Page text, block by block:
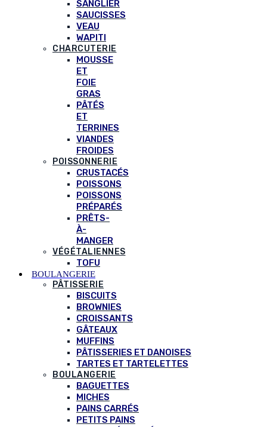
SANGLIER
SAUCISSES
VEAU
WAPITI
CHARCUTERIE
MOUSSE
ET
FOIE
GRAS
PÂTÉS
ET
TERRINES
VIANDES
FROIDES
POISSONNERIE
CRUSTACÉS
POISSONS
POISSONS
PRÉPARÉS
PRÊTS-
À-
MANGER
VÉGÉTALIENNES
TOFU
BOULANGERIE
PÂTISSERIE
BISCUITS
BROWNIES
CROISSANTS
GÂTEAUX
MUFFINS
PÂTISSERIES ET DANOISES
TARTES ET TARTELETTES
BOULANGERIE
BAGUETTES
MICHES
PAINS CARRÉS
PETITS PAINS